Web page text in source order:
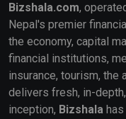
Bizshala.com,
Nepal's premier
the economy, capital
financial institutions,
insurance, tourism, the
delivers fresh, in-
inception, Bizshala